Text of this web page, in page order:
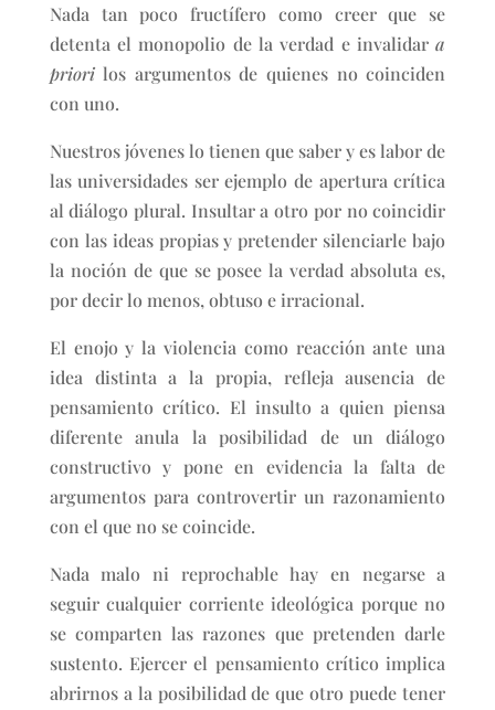
Nada tan poco fructífero como creer que se
detenta el monopolio de la verdad e invalidara
priorilos argumentos de quienes no coinciden
con uno.
Nuestros jóvenes lo tienen que saber y es labor de
las universidades ser ejemplo de apertura crítica
al diálogo plural. Insultar a otro por no coincidir
con las ideas propias y pretender silenciarle bajo
la noción de que se posee la verdad absoluta es,
por decir lo menos, obtuso e irracional.
El enojo y la violencia como reacción ante una
idea distinta a la propia, refleja ausencia de
pensamiento crítico. El insulto a quien piensa
diferente anula la posibilidad de un diálogo
constructivo y pone en evidencia la falta de
argumentos para controvertir un razonamiento
con el que no se coincide.
Nada malo ni reprochable hay en negarse a
seguir cualquier corriente ideológica porque no
se comparten las razones que pretenden darle
sustento. Ejercer el pensamiento crítico implica
abrirnos a la posibilidad de que otro puede tener